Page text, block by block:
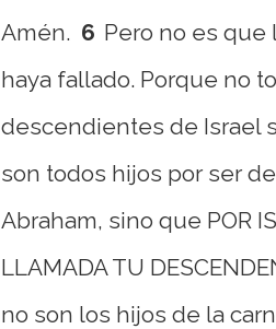
Amén. 6 Pero no es que
haya fallado. Porque no
descendientes de Israel
son todos hijos por ser
Abraham, sino que POR
LLAMADA TU
no son los hijos de la